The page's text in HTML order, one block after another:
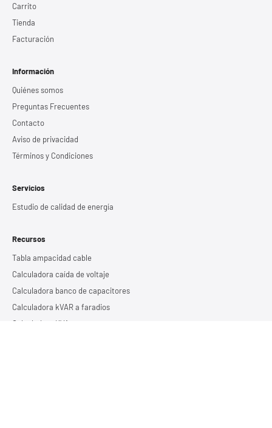
Carrito
Tienda
Facturación
Información
Quiénes somos
Preguntas Frecuentes
Contacto
Aviso de privacidad
Términos y Condiciones
Servicios
Estudio de calidad de energía
Recursos
Tabla ampacidad cable
Calculadora caída de voltaje
Calculadora banco de capacitores
Calculadora kVAR a faradios
Calculadora KVA